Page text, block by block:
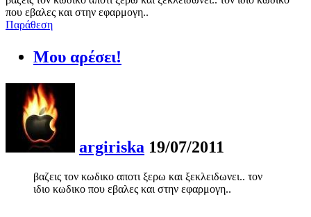
που εβαλες και στην εφαρμογη..
Παράθεση
Μου αρέσει!
argiriska 19/07/2011
βαζεις τον κωδικο αποτι ξερω και ξεκλειδωνει.. τον
ιδιο κωδικο που εβαλες και στην εφαρμογη..